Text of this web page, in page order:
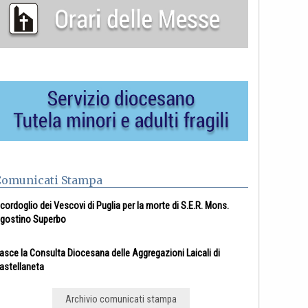
Stampa
Il cordoglio dei Vescovi di Puglia per la morte di S.E.R. Mons.
Superbo
la Consulta Diocesana delle Aggregazioni Laicali di
Archivio comunicati stampa